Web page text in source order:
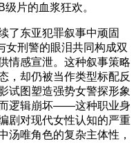
片的血浆狂欢。
了东亚犯罪叙事中顽固
女刑警的眼泪共同构成双
情感宣泄。这种叙事策略
，却仍被当作类型标配反
试图塑造强势女警探形象
逻辑崩坏——这种职业身
剧对现代女性认知的严重
汤唯角色的复杂主体性，